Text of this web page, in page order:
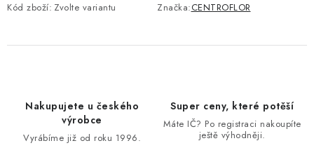
Kód zboží: Zvolte variantu Značka:CENTROFLOR
Nakupujete u českého
výrobce
Vyrábíme již od roku 1996.
Super ceny, které potěší
Máte IČ? Po registraci nakoupíte
ještě výhodněji.